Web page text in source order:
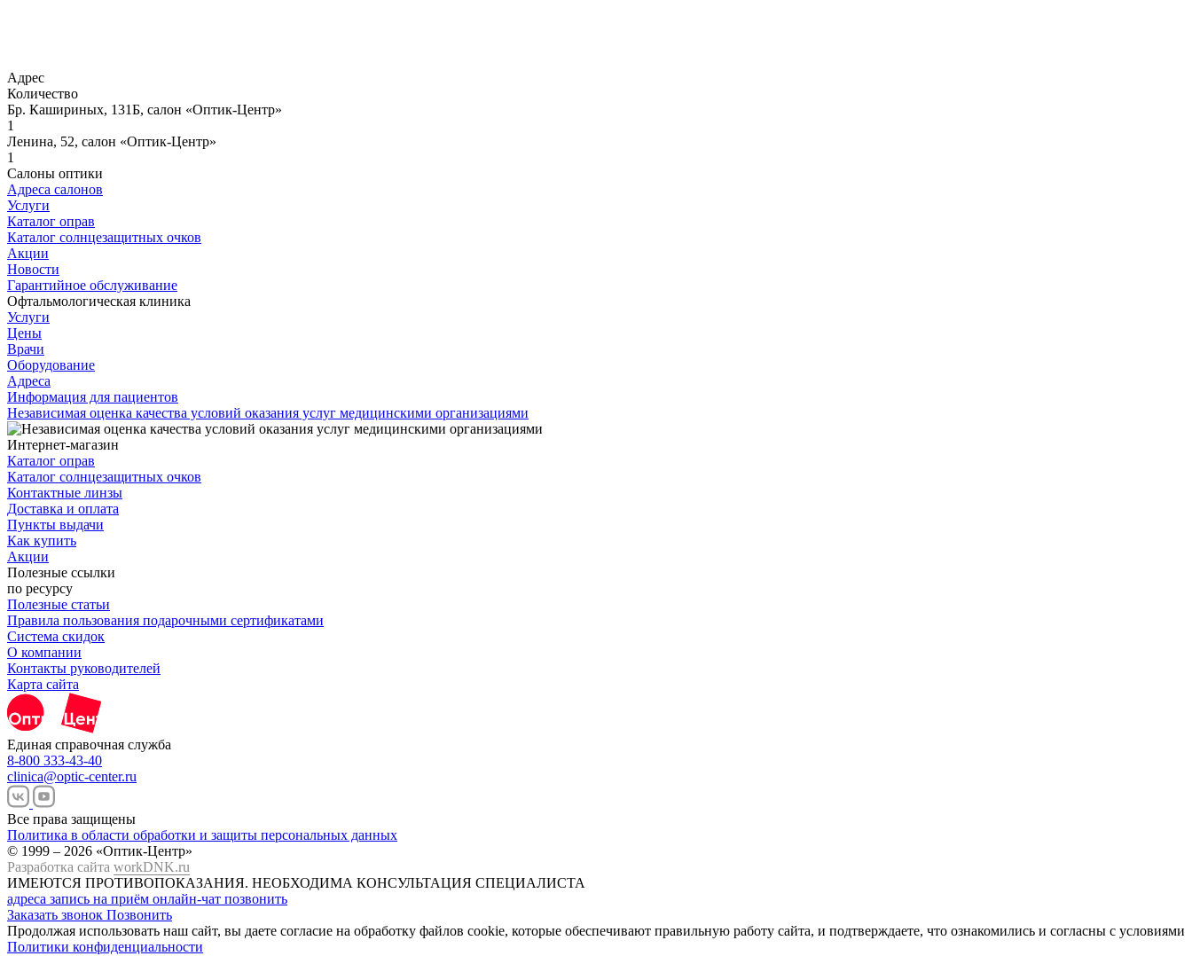
Адрес
Количество
Бр. Кашириных, 131Б, салон «Оптик-Центр»
1
Ленина, 52, салон «Оптик-Центр»
1
Салоны оптики
Адреса салонов
Услуги
Каталог оправ
Каталог солнцезащитных очков
Акции
Новости
Гарантийное обслуживание
Офтальмологическая клиника
Услуги
Цены
Врачи
Оборудование
Адреса
Информация для пациентов
Независимая оценка качества условий оказания услуг медицинскими организациями
Интернет-магазин
Каталог оправ
Каталог солнцезащитных очков
Контактные линзы
Доставка и оплата
Пункты выдачи
Как купить
Акции
Полезные ссылки
по ресурсу
Полезные статьи
Правила пользования подарочными сертификатами
Система скидок
О компании
Контакты руководителей
Карта сайта
Единая справочная служба
8-800 333-43-40
clinica@optic-center.ru
Все права защищены
Политика в области обработки и защиты персональных данных
© 1999 – 2026 «Оптик-Центр»
Разработка сайта workDNK.ru
ИМЕЮТСЯ ПРОТИВОПОКАЗАНИЯ. НЕОБХОДИМА КОНСУЛЬТАЦИЯ СПЕЦИАЛИСТА
адреса запись на приём онлайн-чат позвонить
Заказать звонок Позвонить
Продолжая использовать наш сайт, вы даете согласие на обработку файлов cookie, которые обеспечивают правильную работу сайта, и подтверждаете, что ознакомились и согласны с условиями
Политики конфиденциальности